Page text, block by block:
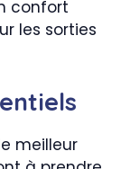
confort
les sorties
meilleur